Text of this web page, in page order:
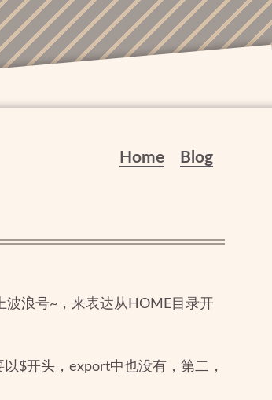
Home Blog
波浪号~，来表达从HOME目录开
$开头，export中也没有，第二，